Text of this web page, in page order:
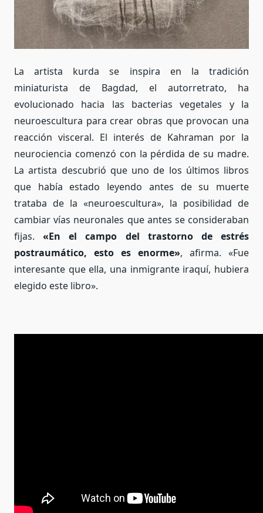
La artista kurda se inspira en la tradición
miniaturista de Bagdad, el autorretrato, ha
evolucionado hacia las bacterias vegetales y la
neuroescultura para crear obras que provocan una
reacción visceral. El interés de Kahraman por la
neurociencia comenzó con la pérdida de su madre.
La artista descubrió que uno de los últimos libros
que había estado leyendo antes de su muerte
trataba de la «neuroescultura», la posibilidad de
cambiar vías neuronales que antes se consideraban
fijas.«En el campo del trastorno de estrés
postraumático, esto es enorme», afirma. «Fue
interesante que ella, una inmigrante iraquí, hubiera
elegido este libro».